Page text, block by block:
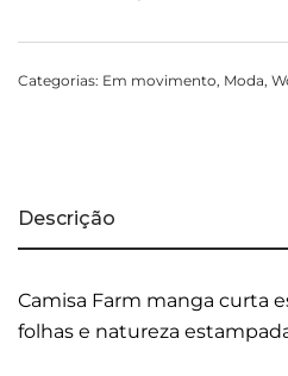
Categorias: Em movimento, Moda,
Descrição
Camisa Farm manga curta
folhas e natureza